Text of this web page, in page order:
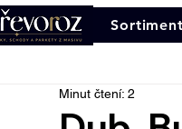
Sortiment
Minut čtení: 2